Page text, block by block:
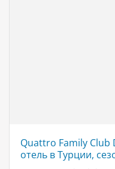
Quattro Family
отель в Турции,